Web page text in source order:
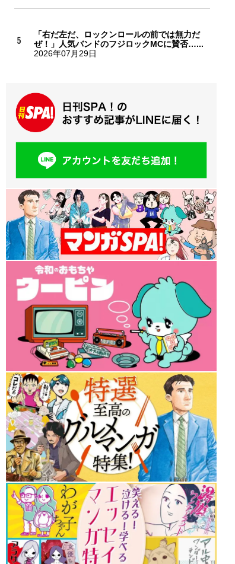
「右だ左だ、ロックンロールの前では無力だ
ぜ！」人気バンドのフジロックMCに賛否…...
2026年07月29日